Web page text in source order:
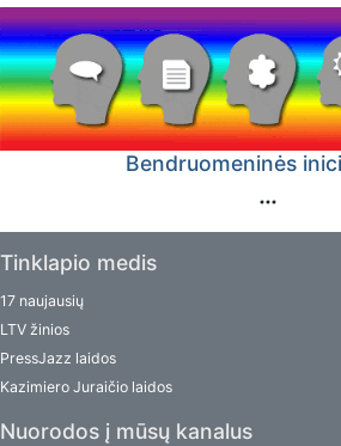
Bendruomeninės
Tinklapio medis
17 naujausių
LTV žinios
PressJazz laidos
Kazimiero Juraičio laidos
Nuorodos į mūsų kanalus